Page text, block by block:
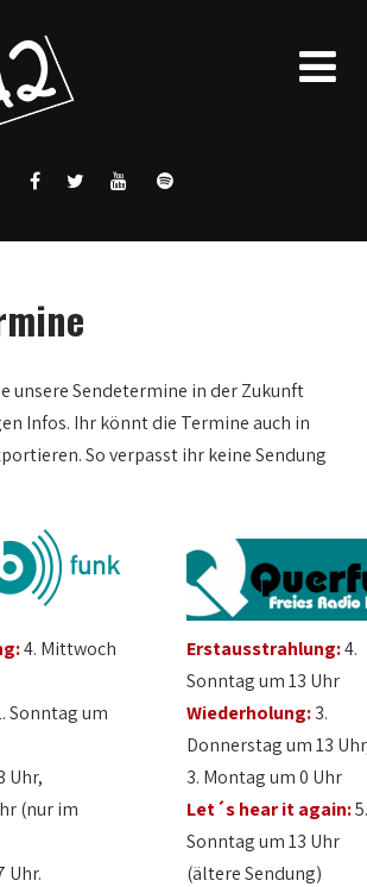
unsere Sendetermine in der Zukunft
Infos. Ihr könnt die Termine auch in
So verpasst ihr keine Sendung
4. Mittwoch
Sonntag um
Uhr,
(nur im
Uhr.
Erstausstrahlung:4.
Sonntag um 13 Uhr
Wiederholung:3.
Donnerstag um 13
3. Montag um 0 Uhr
Let´s hear it again:
Sonntag um 13 Uhr
(ältere Sendung)